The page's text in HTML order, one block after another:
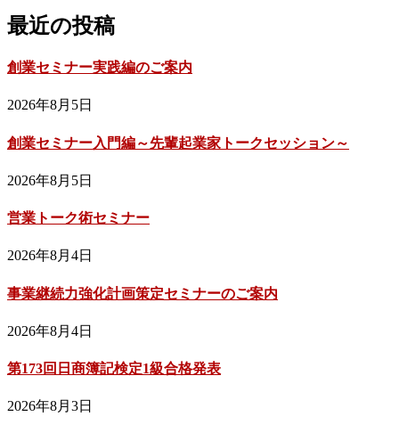
最近の投稿
創業セミナー実践編のご案内
2026年8月5日
創業セミナー入門編～先輩起業家トークセッション～
2026年8月5日
営業トーク術セミナー
2026年8月4日
事業継続力強化計画策定セミナーのご案内
2026年8月4日
第173回日商簿記検定1級合格発表
2026年8月3日